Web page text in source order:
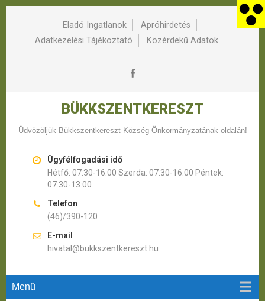
Eladó Ingatlanok
Apróhirdetés
Adatkezelési Tájékoztató
Közérdekű Adatok
BÜKKSZENTKERESZT
Üdvözöljük Bükkszentkereszt Község Önkormányzatának oldalán!
Ügyfélfogadási idő
Hétfő: 07:30-16:00 Szerda: 07:30-16:00 Péntek:
07:30-13:00
Telefon
(46)/390-120
E-mail
hivatal@bukkszentkereszt.hu
Menü